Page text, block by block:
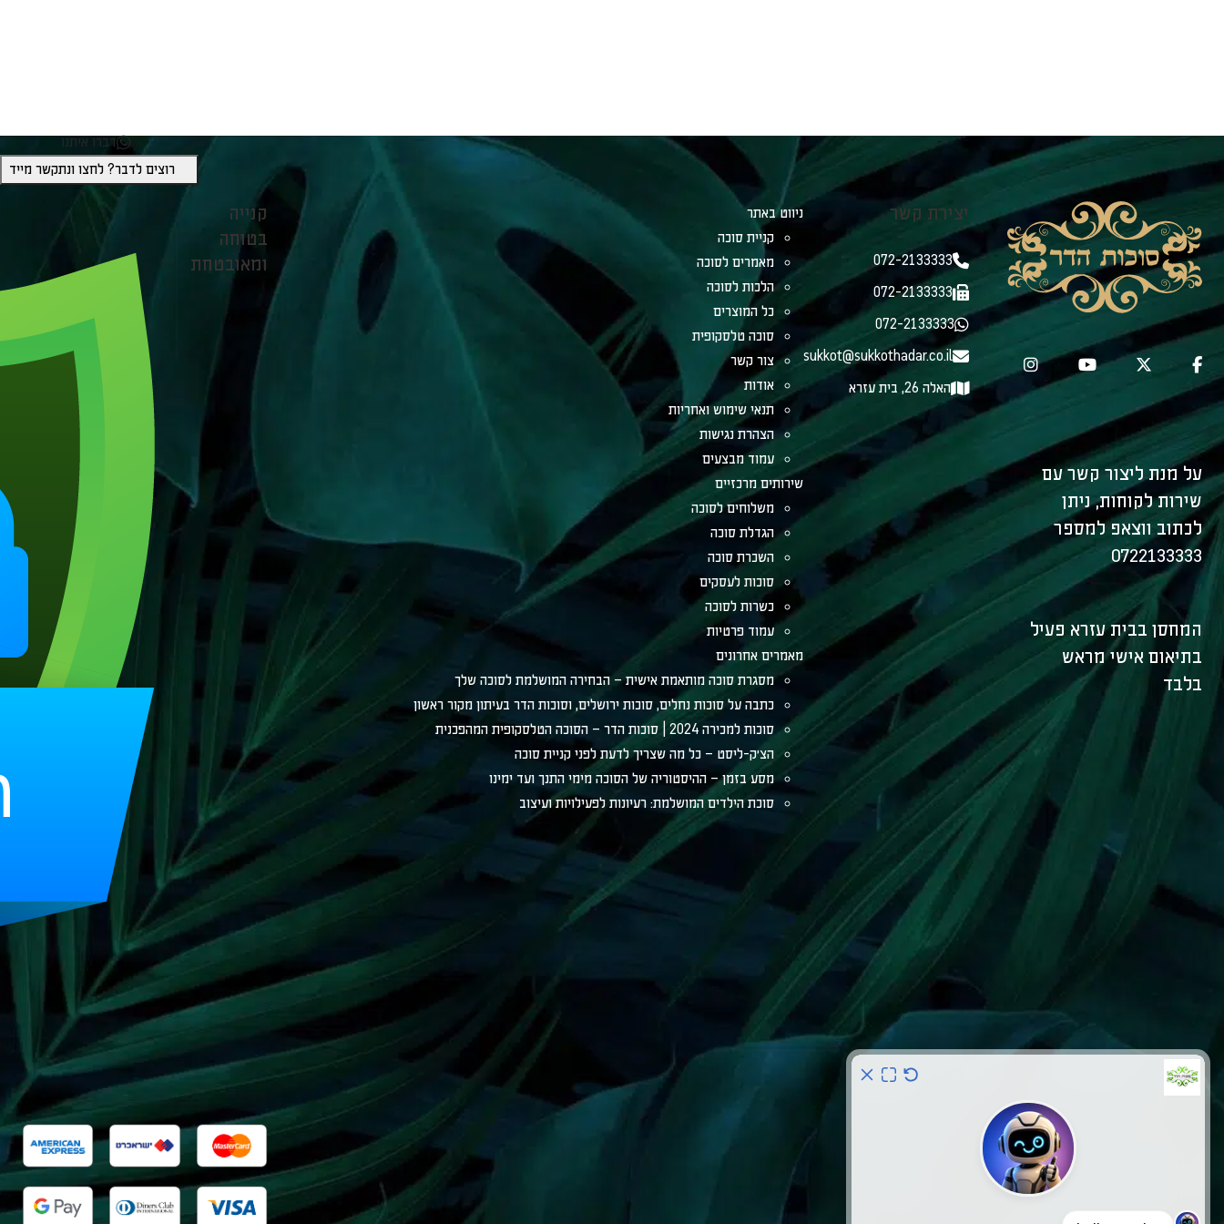
על מנת ליצור קשר עם
שירות לקוחות, ניתן
לכתוב ווצאפ למספר
0722133333
המחסן בבית עזרא פעיל
בתיאום אישי מראש
בלבד
יצירת קשר
072-2133333
072-2133333
072-2133333
sukkot@sukkothadar.co.il
האלה 26, בית עזרא
ניווט באתר
קניית סוכה
מאמרים לסוכה
הלכות לסוכה
כל המוצרים
סוכה טלסקופית
צור קשר
אודות
תנאי שימוש ואחריות
הצהרת נגישות
עמוד מבצעים
שירותים מרכזיים
משלוחים לסוכה
הגדלת סוכה
השכרת סוכה
סוכות לעסקים
כשרות לסוכה
עמוד פרטיות
מאמרים אחרונים
מסגרת סוכה מותאמת אישית – הבחירה המושלמת לסוכה שלך
כתבה על סוכות נחלים, סוכות ירושלים, וסוכות הדר בעיתון מקור ראשון
סוכות למכירה 2024 | סוכות הדר – הסוכה הטלסקופית המהפכנית
הצ׳ק-ליסט – כל מה שצריך לדעת לפני קניית סוכה
מסע בזמן – ההיסטוריה של הסוכה מימי התנך ועד ימינו
סוכת הילדים המושלמת: רעיונות לפעילויות ועיצוב
קנייה
בטוחה
ומאובטחת
דברו איתנו
רוצים לדבר? לחצו ונתקשר מייד